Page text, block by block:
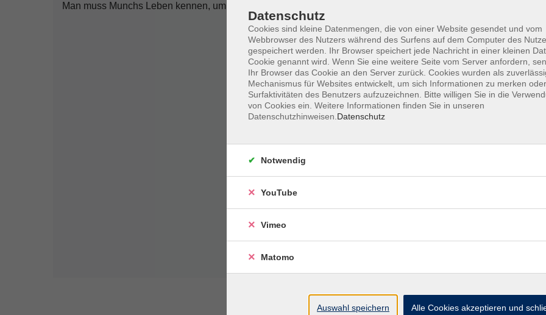
Man muss Munchs Leben kennen, um seine Werke verstehen zu lernen.
Datenschutz
Cookies sind kleine Datenmengen, die von einer Website gesendet und vom
Webbrowser des Nutzers während des Surfens auf dem Computer des
gespeichert werden. Ihr Browser speichert jede Nachricht in einer kleinen
Cookie genannt wird. Wenn Sie eine weitere Seite vom Server anfordern,
Ihr Browser das Cookie an den Server zurück. Cookies wurden als
Mechanismus für Websites entwickelt, um sich Informationen zu merken
Surfaktivitäten des Benutzers aufzuzeichnen. Bitte willigen Sie in die
von Cookies ein. Weitere Informationen finden Sie in unseren
Datenschutzhinweisen. Datenschutz
Notwendig
YouTube
Vimeo
Matomo
Auswahl speichern Alle Cookies akzeptieren und